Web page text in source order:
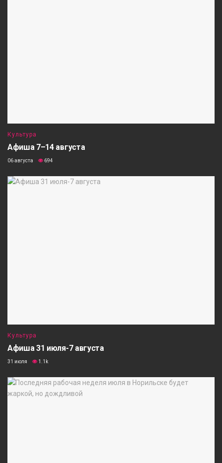
Культура
Афиша 7–14 августа
06 августа 694
Культура
Афиша 31 июля-7 августа
31 июля 1.1k